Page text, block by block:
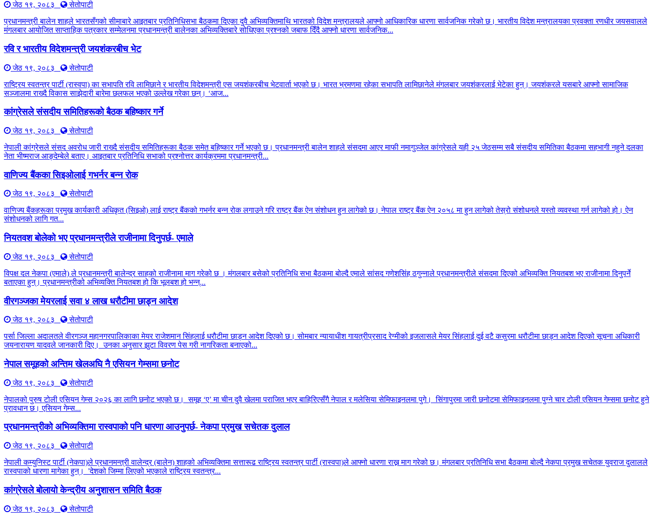
जेठ १९, २०८३
सेतोपाटी
प्रधानमन्त्री बालेन शाहले भारतसँगको सीमाबारे आइतबार प्रतिनिधिसभा बैठकमा दिएका दुवै अभिव्यक्तिमाथि भारतको विदेश मन्त्रालयले आफ्नो आधिकारिक धारणा सार्वजनिक गरेको छ। भारतीय विदेश मन्त्रालयका प्रवक्ता रणधीर जयसवालले
मंगलबार आयोजित साप्ताहिक पत्रकार सम्मेलनमा प्रधानमन्त्री बालेनका अभिव्यक्तिबारे सोधिएका प्रश्नको जबाफ दिँदै आफ्नो धारणा सार्वजनिक...
रवि र भारतीय विदेशमन्त्री जयशंकरबीच भेट
जेठ १९, २०८३
सेतोपाटी
राष्ट्रिय स्वतन्त्र पार्टी (रास्वपा) का सभापति रवि लामिछाने र भारतीय विदेशमन्त्री एस जयशंकरबीच भेटवार्ता भएको छ। भारत भ्रमणमा रहेका सभापति लामिछानेले मंगलबार जयशंकरलाई भेटेका हुन्। जयशंकरले यसबारे आफ्नो सामाजिक
सञ्जालमा राख्दै विकास साझेदारी बारेमा छलफल भएको उल्लेख गरेका छन्। ‘आज...
कांग्रेसले संसदीय समितिहरूकाे बैठक बहिष्कार गर्ने
जेठ १९, २०८३
सेतोपाटी
नेपाली कांग्रेसले संसद अवरोध जारी राख्दै संसदीय समितिहरूका बैठक समेत बहिष्कार गर्ने भएको छ। प्रधानमन्त्री बालेन शाहले संसदमा आएर माफी नमागुञ्जेल कांग्रेसले यही २५ जेठसम्म सबै संसदीय समितिका बैठकमा सहभागी नहुने दलका
नेता भीष्मराज आङ्देम्बेले बताए। आइतबार प्रतिनिधि सभाको प्रश्नोत्तर कार्यक्रममा प्रधानमन्त्री...
वाणिज्य बैंकका सिइओलाई गभर्नर बन्न रोक
जेठ १९, २०८३
सेतोपाटी
वाणिज्य बैंकहरूका प्रमुख कार्यकारी अधिकृत (सिइओ) लाई राष्ट्र बैंकको गभर्नर बन्न रोक लगाउने गरि राष्ट्र बैंक ऐन संशोधन हुन लागेको छ। नेपाल राष्ट्र बैंक ऐन २०५८ मा हुन लागेको तेस्रो संशोधनले यस्तो व्यवस्था गर्न लागेको हो। ऐन
संशोधनको लागि गत...
नियतवश बोलेको भए प्रधानमन्त्रीले राजीनामा दिनुपर्छ- एमाले
जेठ १९, २०८३
सेतोपाटी
विपक्ष दल नेकपा (एमाले) ले प्रधानमन्त्री बालेन्द्र साहको राजीनामा माग गरेको छ । मंगलबार बसेको प्रतिनिधि सभा बैठकमा बोल्दै एमाले सांसद गणेशसिंह ठगुन्नाले प्रधानमन्त्रीले संसदमा दिएको अभिव्यक्ति नियतबश भए राजीनामा दिनुपर्ने
बताएका हुन्। प्रधानमन्त्रीको अभिव्यक्ति नियतबश हो कि भूलबश हो भन्न्...
वीरगञ्जका मेयरलाई सवा ४ लाख धरौटीमा छाड्न आदेश
जेठ १९, २०८३
सेतोपाटी
पर्सा जिल्ला अदालतले वीरगञ्ज महानगरपालिकाका मेयर राजेशमान सिंहलाई धरौटीमा छाड्न आदेश दिएको छ। सोमबार न्यायाधीश गायत्रीप्रसाद रेग्मीको इजलासले मेयर सिंहलाई दुई वटै कसुरमा धरौटीमा छाड्न आदेश दिएको सूचना अधिकारी
जयनारायण यादवले जानकारी दिए। उनका अनुसार झुटा विवरण पेस गरी नागरिकता बनाएको...
नेपाल समूहको अन्तिम खेलअघि नै एसियन गेम्समा छनोट
जेठ १९, २०८३
सेतोपाटी
नेपालको पुरुष टोली एसियन गेम्स २०२६ का लागि छनोट भएको छ। समूह ‘ए’ मा चीन दुवै खेलमा पराजित भएर बाहिरिएसँगै नेपाल र मलेसिया सेमिफाइनलमा पुगे। सिंगापुरमा जारी छनोटमा सेमिफाइनलमा पुग्ने चार टोली एसियन गेम्समा छनोट हुने
प्रावधान छ। एसियन गेम्स...
प्रधानमन्त्रीको अभिव्यक्तिमा रास्वपाको पनि धारणा आउनुपर्छ- नेकपा प्रमुख सचेतक दुलाल
जेठ १९, २०८३
सेतोपाटी
नेपाली कम्युनिस्ट पार्टी (नेकपा)ले प्रधानमन्त्री वालेन्द्र (बालेन) शाहको अभिव्यक्तिमा सत्तारूढ राष्ट्रिय स्वतन्त्र पार्टी (रास्वपा)ले आफ्नो धारणा राख्न माग गरेको छ। मंगलबार प्रतिनिधि सभा बैठकमा बोल्दै नेकपा प्रमुख सचेतक युवराज दुलालले
रास्वपाको धारणा मागेका हुन्। 'देशको जिम्मा लिएको भएकाले राष्ट्रिय स्वतन्त्र...
कांग्रेसले बोलायो केन्द्रीय अनुशासन समिति बैठक
जेठ १९, २०८३ सेतोपाटी